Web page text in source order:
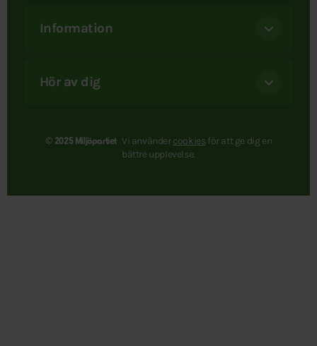
Information
Hör av dig
© 2025 Miljöpartiet Vi användercookies för att ge dig en
bättre upplevelse.